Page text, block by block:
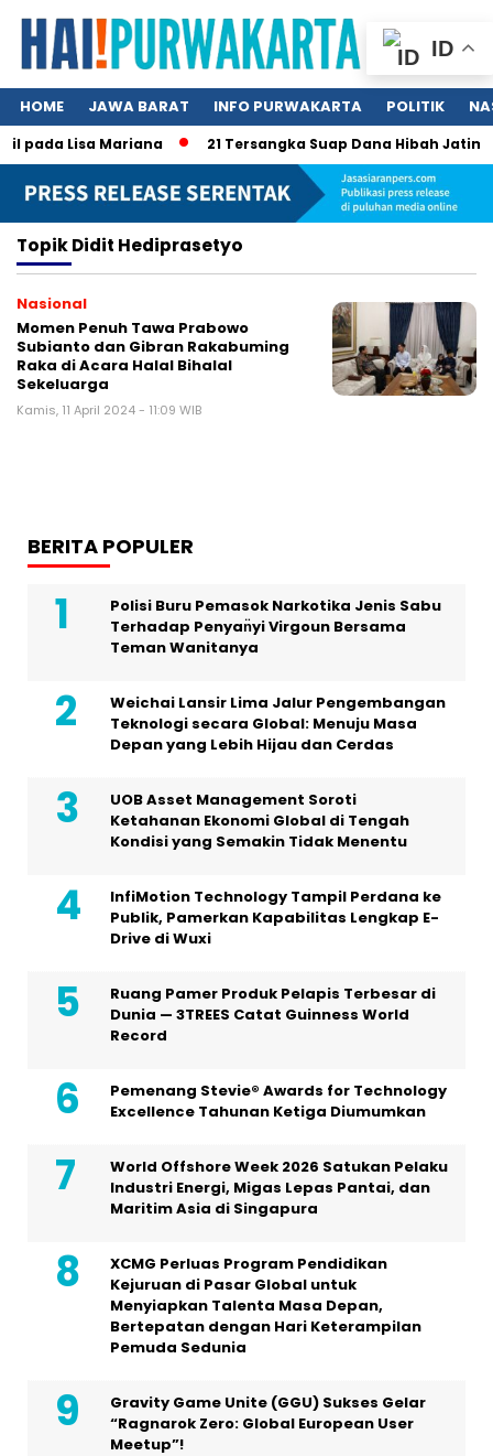
HOME JAWA BARAT INFO PURWAKARTA POLITIK
pada Lisa Mariana 21 Tersangka Suap Dana Hibah Jatim,
TopikDidit Hediprasetyo
Nasional
Momen Penuh Tawa Prabowo
Subianto dan Gibran Rakabuming
Raka di Acara Halal Bihalal
Sekeluarga
Kamis, 11 April 2024 - 11:09 WIB
BERITA POPULER
Polisi Buru Pemasok Narkotika Jenis Sabu
Terhadap Penyan̈yi Virgoun Bersama
Teman Wanitanya
Weichai Lansir Lima Jalur Pengembangan
Teknologi secara Global: Menuju Masa
Depan yang Lebih Hijau dan Cerdas
UOB Asset Management Soroti
Ketahanan Ekonomi Global di Tengah
Kondisi yang Semakin Tidak Menentu
InfiMotion Technology Tampil Perdana ke
Publik, Pamerkan Kapabilitas Lengkap E-
Drive di Wuxi
Ruang Pamer Produk Pelapis Terbesar di
Dunia — 3TREES Catat Guinness World
Record
Pemenang Stevie® Awards for Technology
Excellence Tahunan Ketiga Diumumkan
World Offshore Week 2026 Satukan Pelaku
Industri Energi, Migas Lepas Pantai, dan
Maritim Asia di Singapura
XCMG Perluas Program Pendidikan
Kejuruan di Pasar Global untuk
Menyiapkan Talenta Masa Depan,
Bertepatan dengan Hari Keterampilan
Pemuda Sedunia
Gravity Game Unite (GGU) Sukses Gelar
“Ragnarok Zero: Global European User
Meetup”!
ID